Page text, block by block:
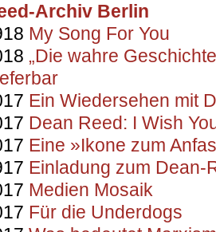
Archiv Berlin
My Song For You
„Die wahre
Ein Wiedersehen mit
Dean Reed: I Wish
Eine »Ikone zum
Einladung zum Dean-
Medien Mosaik
Für die Underdogs